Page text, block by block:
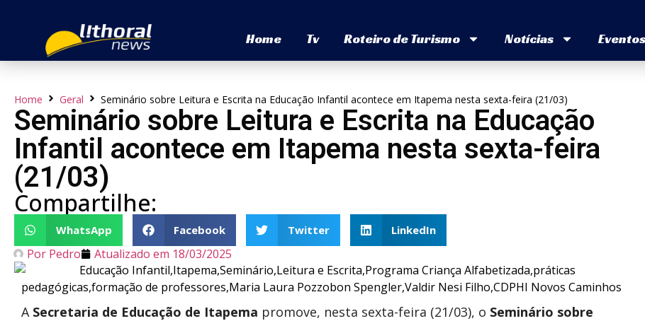
Home Tv Roteiro de Turismo Notícias Eventos
Home Geral Seminário sobre Leitura e Escrita na Educação Infantil acontece em Itapema nesta sexta-feira (21/03)
Seminário sobre Leitura e Escrita na Educação
Infantil acontece em Itapema nesta sexta-feira
(21/03)
Compartilhe:
WhatsApp Facebook Twitter LinkedIn
Por Pedro Atualizado em 18/03/2025
A Secretaria de Educação de Itapema promove, nesta sexta-feira (21/03), o Seminário sobre